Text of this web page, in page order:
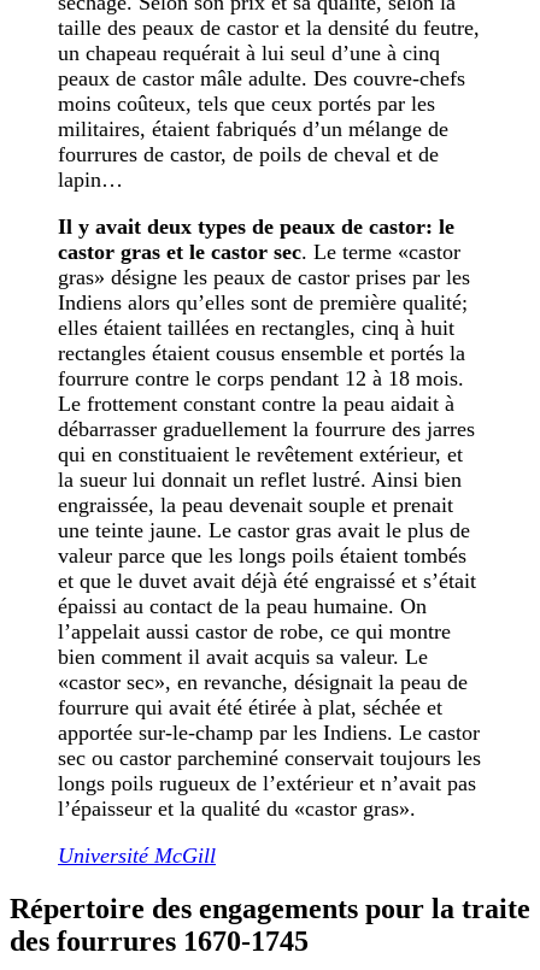
taille des peaux de castor et la densité du feutre,
un chapeau requérait à lui seul d’une à cinq
peaux de castor mâle adulte. Des couvre-chefs
moins coûteux, tels que ceux portés par les
militaires, étaient fabriqués d’un mélange de
fourrures de castor, de poils de cheval et de
lapin…
Il y avait deux types de peaux de castor: le
castor gras et le castor sec. Le terme «castor
gras» désigne les peaux de castor prises par les
Indiens alors qu’elles sont de première qualité;
elles étaient taillées en rectangles, cinq à huit
rectangles étaient cousus ensemble et portés la
fourrure contre le corps pendant 12 à 18 mois.
Le frottement constant contre la peau aidait à
débarrasser graduellement la fourrure des jarres
qui en constituaient le revêtement extérieur, et
la sueur lui donnait un reflet lustré. Ainsi bien
engraissée, la peau devenait souple et prenait
une teinte jaune. Le castor gras avait le plus de
valeur parce que les longs poils étaient tombés
et que le duvet avait déjà été engraissé et s’était
épaissi au contact de la peau humaine. On
l’appelait aussi castor de robe, ce qui montre
bien comment il avait acquis sa valeur. Le
«castor sec», en revanche, désignait la peau de
fourrure qui avait été étirée à plat, séchée et
apportée sur-le-champ par les Indiens. Le castor
sec ou castor parcheminé conservait toujours les
longs poils rugueux de l’extérieur et n’avait pas
l’épaisseur et la qualité du «castor gras».
Université McGill
Répertoire des engagements pour la traite
des fourrures 1670-1745